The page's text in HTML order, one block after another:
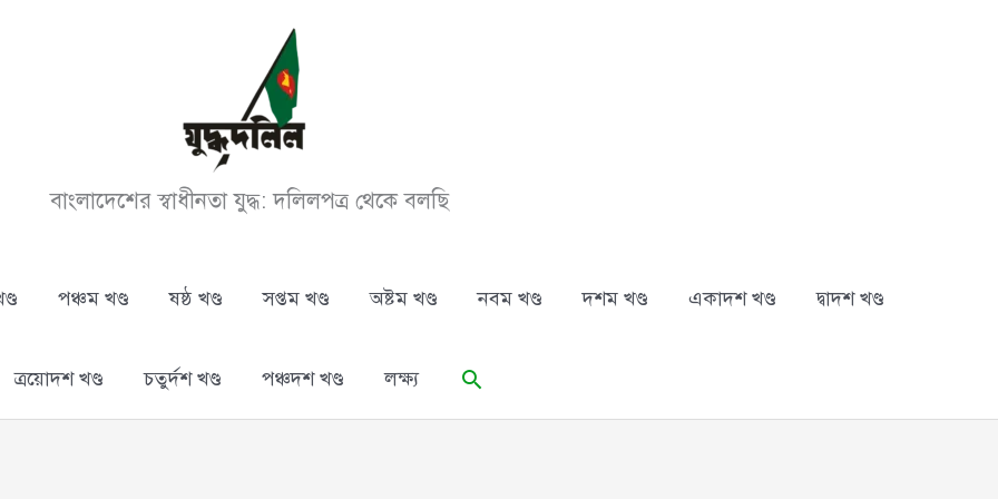
বাংলাদেশের স্বাধীনতা যুদ্ধ: দলিলপত্র থেকে বলছি
পঞ্চম খণ্ড ষষ্ঠ খণ্ড সপ্তম খণ্ড অষ্টম খণ্ড নবম খণ্ড দশম খণ্ড একাদশ খণ্ড দ্বাদশ খণ্ড
ত্রয়োদশ খণ্ড চতুর্দশ খণ্ড পঞ্চদশ খণ্ড লক্ষ্য Search